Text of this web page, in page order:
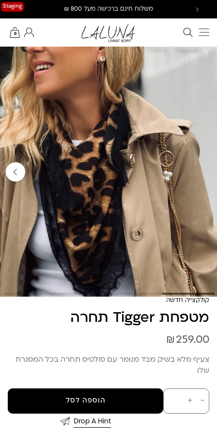
Staging משלוח חינם ברכישה מעל 800 ₪
חיפוש באתר
0
החשבון שלי
קולקצייה חדשה
מטפחת Tigger תחרה
₪ 259.00
צעיף מלא בשיק מבד מנומר עם סולטיס תחרה בכל המסגרת
שלו
－
כמות
של
מטפחת
＋ הוספה לסל
Drop A Hint